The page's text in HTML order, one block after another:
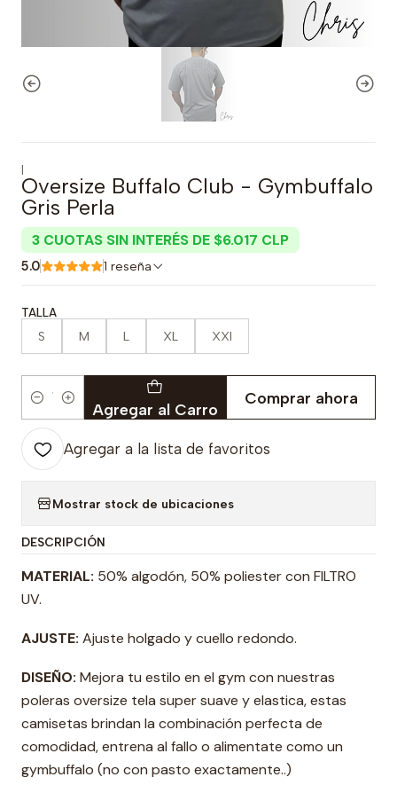
|
Oversize Buffalo Club - Gymbuffalo
Gris Perla
3 CUOTAS SIN INTERÉS DE $6.017 CLP
5.0 1 reseña
TALLA
S M L XL XXl
Cantidad Agregar al Carro
Comprar ahora
Agregar a la lista de favoritos
Mostrar stock de ubicaciones
DESCRIPCIÓN
MATERIAL: 50% algodón, 50% poliester con FILTRO
UV.
AJUSTE: Ajuste holgado y cuello redondo.
DISEÑO: Mejora tu estilo en el gym con nuestras
poleras oversize tela super suave y elastica, estas
camisetas brindan la combinación perfecta de
comodidad, entrena al fallo o alimentate como un
gymbuffalo (no con pasto exactamente..)